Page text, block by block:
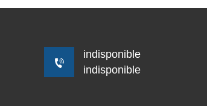
indisponible
indisponible